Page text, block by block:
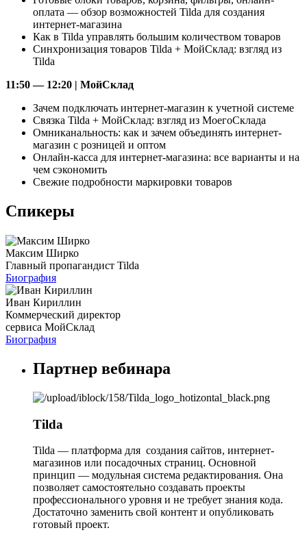
оплата — обзор возможностей Tilda для создания
интернет-магазина
Как в Tilda управлять большим количеством товаров
Синхронизация товаров Tilda + МойСклад: взгляд из
Tilda
11:50 — 12:20 | МойСклад
Зачем подключать интернет-магазин к учетной системе
Связка Tilda + МойСклад: взгляд из МоегоСклада
Омниканальность: как и зачем объединять интернет-
магазин с розницей и оптом
Онлайн-касса для интернет-магазина: все варианты и на
чем сэкономить
Свежие подробности маркировки товаров
Спикеры
Максим Ширко
Главный пропагандист Tilda
Биография
Иван Кириллин
Коммерческий директор
сервиса МойСклад
Биография
Партнер вебинара
Tilda
Tilda — платформа для создания сайтов, интернет-
магазинов или посадочных страниц. Основной
принцип — модульная система редактирования. Она
позволяет самостоятельно создавать проекты
профессионального уровня и не требует знания кода.
Достаточно заменить свой контент и опубликовать
готовый проект.